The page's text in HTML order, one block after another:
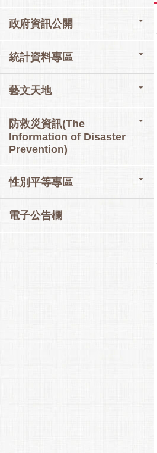
政府資訊公開
統計資料專區
藝文天地
防救災資訊(The
Information of Disaster
Prevention)
性別平等專區
電子公告欄